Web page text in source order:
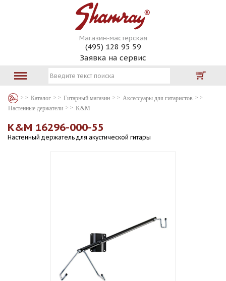
Магазин-мастерская
(495) 128 95 59
Заявка на сервис
Каталог Гитарный магазин
Аксессуары для гитаристов
Настенные держатели
K&M
K&M 16296-000-55
Настенный держатель для акустической гитары